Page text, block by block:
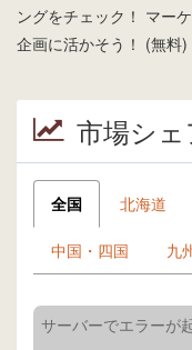
ングをチェック！ マー
企画に活かそう！ (無料)
市場シ
全国 北海道
中国・四国 九